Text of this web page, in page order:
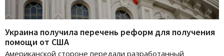
Украина получила перечень реформ для получения
помощи от США
Американской стороне передали разработанный